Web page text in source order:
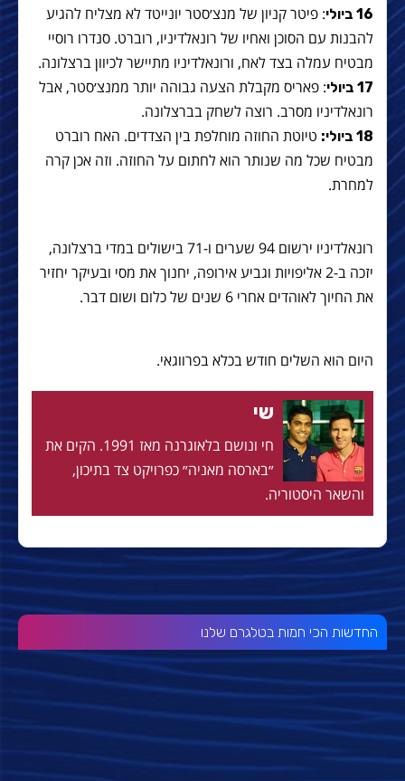
16 ביולי
: פיטר קניון של מנצ׳סטר יונייטד לא מצליח להגיע
להבנות עם הסוכן ואחיו של רונאלדיניו, רוברט. סנדרו רוסיי
מבטיח עמלה בצד לאח, ורונאלדיניו מתיישר לכיוון ברצלונה.
17 ביולי
: פאריס מקבלת הצעה גבוהה יותר ממנצ׳סטר, אבל
רונאלדיניו מסרב. רוצה לשחק בברצלונה.
18 ביולי:
טיוטת החוזה מוחלפת בין הצדדים. האח רוברט
מבטיח שכל מה שנותר הוא לחתום על החוזה. וזה אכן קרה
למחרת.
רונאלדיניו ירשום 94 שערים ו-71 בישולים במדי ברצלונה,
יזכה ב-2 אליפויות וגביע אירופה, יחנוך את מסי ובעיקר יחזיר
את החיוך לאוהדים אחרי 6 שנים של כלום ושום דבר.
היום הוא השלים חודש בכלא בפרווגאי.
שי
חי ונושם בלאוגרנה מאז 1991. הקים את
״בארסה מאניה״ כפרויקט צד בתיכון,
והשאר היסטוריה.
החדשות הכי חמות בטלגרם שלנו